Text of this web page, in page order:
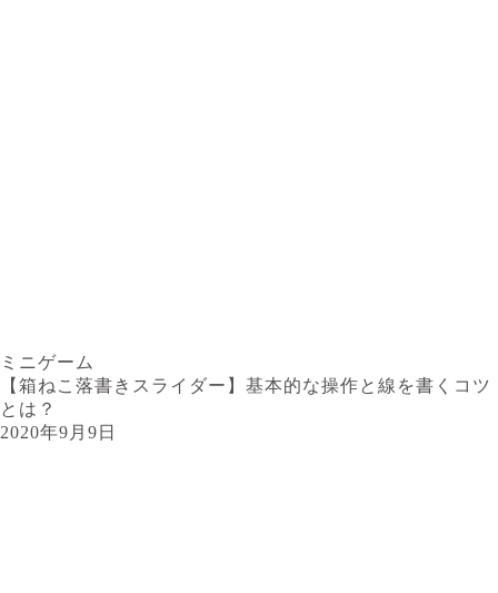
ミニゲーム
【箱ねこ落書きスライダー】基本的な操作と線を書くコツ
とは？
2020年9月9日